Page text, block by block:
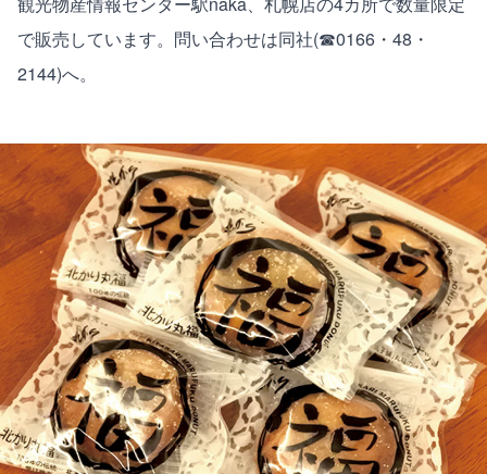
で販売しています。問い合わせは同社(☎0166・48・
2144)へ。